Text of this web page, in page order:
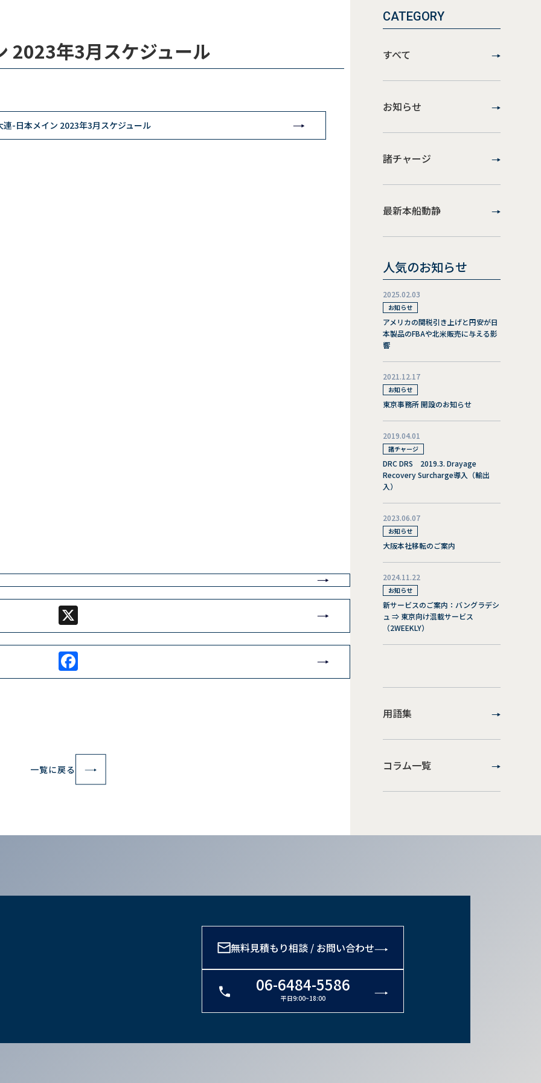
2023年3月スケジュール
連-日本メイン 2023年3月スケジュール
一覧に戻る
CATEGORY
すべて
お知らせ
諸チャージ
最新本船動静
人気のお知らせ
2025.02.03
お知らせ
アメリカの関税引き上げと円安が日
本製品のFBAや北米販売に与える影
響
2021.12.17
お知らせ
東京事務所 開設のお知らせ
2019.04.01
諸チャージ
DRC DRS 2019.3. Drayage
Recovery Surcharge導入（輸出
入）
2023.06.07
お知らせ
大阪本社移転のご案内
2024.11.22
お知らせ
新サービスのご案内：バングラデシ
ュ ⇒ 東京向け混載サービス
（2WEEKLY）
用語集
コラム一覧
無料見積もり相談 / お問い合わせ
06-6484-5586
平日9:00~18:00